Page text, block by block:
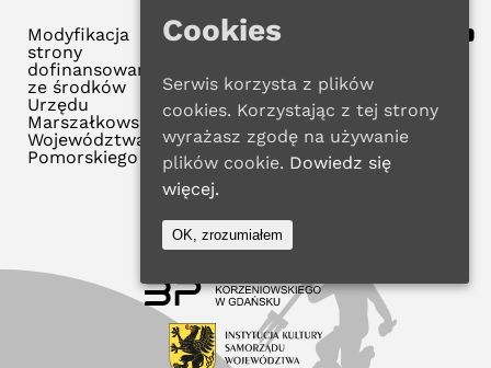
Modyfikacja
strony
dofinansowana
ze środków
Urzędu
Marszałkowskiego
Województwa
Pomorskiego
Cookies
Serwis korzysta z plików
cookies. Korzystając z tej strony
wyrażasz zgodę na używanie
plików cookie. Dowiedz się
więcej.
OK, zrozumiałem